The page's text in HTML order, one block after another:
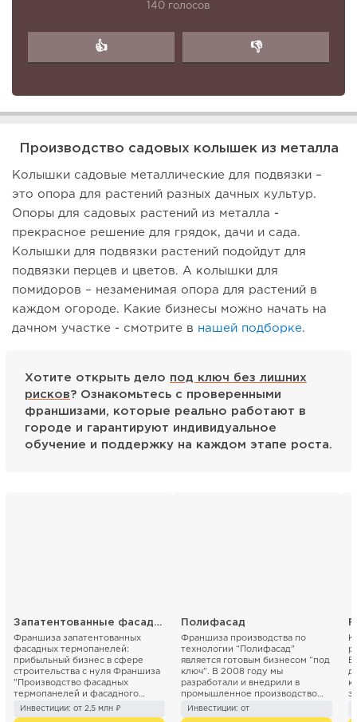
140 голосов
👍 👎
Производство садовых колышек из металла
Колышки садовые металлические для подвязки –
это опора для растений разных дачных культур.
Опоры для садовых растений из металла -
прекрасное решение для грядок, дачи и сада.
Колышки для подвязки растений подойдут для
подвязки перцев и цветов. А колышки для
помидоров – незаменимая опора для растений в
каждом огороде. Какие бизнесы можно начать на
дачном участке - смотрите в нашей подборке.
Хотите открыть дело под ключ без лишних
рисков? Ознакомьтесь с проверенными
франшизами, которые реально работают в
городе и гарантируют индивидуальное
обучение и поддержку на каждом этапе роста.
Запатентованные фасадные термопанели
Франшиза запатентованных
фасадных термопанелей:
прибыльный бизнес в сфере
строительства с нуля Франшиза
"Производство фасадных
термопанелей и фасадного
декора" предлагает готовый
бизнес п...
Инвестиции: от 2,5 млн ₽
Полифасад
Франшиза производства по
технологии “Полифасад”
является готовым бизнесом “под
ключ”. В 2008 году мы
разработали и внедрили в
промышленное производство
инновационный способ ...
Инвестиции: от